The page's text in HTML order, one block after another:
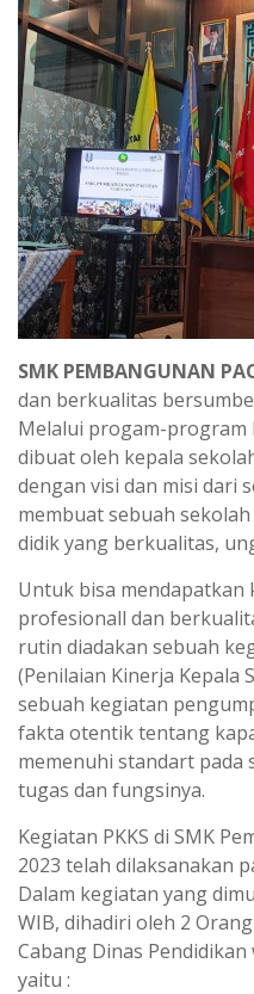
SMK PEMBANGUNAN
dan berkualitas
Melalui progam-program
dibuat oleh kepala
dengan visi dan misi dari
membuat sebuah
didik yang berkualitas,
Untuk bisa mendapatkan
profesionall dan
rutin diadakan sebuah
(Penilaian Kinerja Kepala
sebuah kegiatan
fakta otentik tentang
memenuhi standart pada
tugas dan fungsinya.
Kegiatan PKKS di SMK
2023 telah dilaksanakan
Dalam kegiatan yang
WIB, dihadiri oleh 2
Cabang Dinas
yaitu :